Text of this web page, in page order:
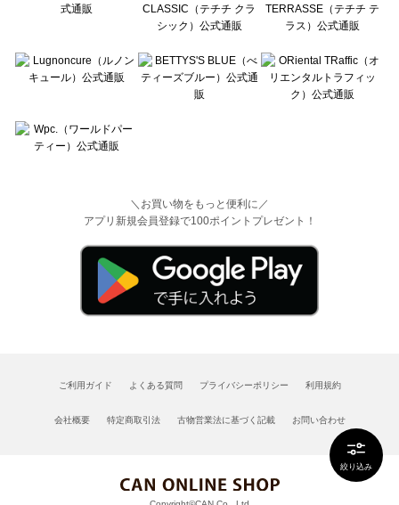
絞り込み
＼お買い物をもっと便利に／
アプリ新規会員登録で100ポイントプレゼント！
ご利用ガイド よくある質問 プライバシーポリシー 利用規約
会社概要 特定商取引法 古物営業法に基づく記載 お問い合わせ